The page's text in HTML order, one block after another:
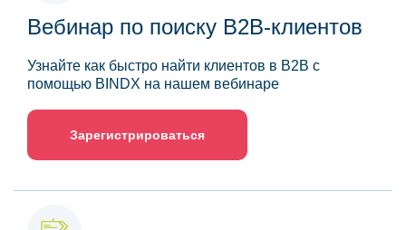
Вебинар по поиску B2B-клиентов
Узнайте как быстро найти клиентов в B2B с
помощью BINDX на нашем вебинаре
Зарегистрироваться